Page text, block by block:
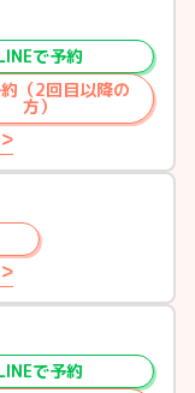
で予約
（2回目以降の
方）
で予約